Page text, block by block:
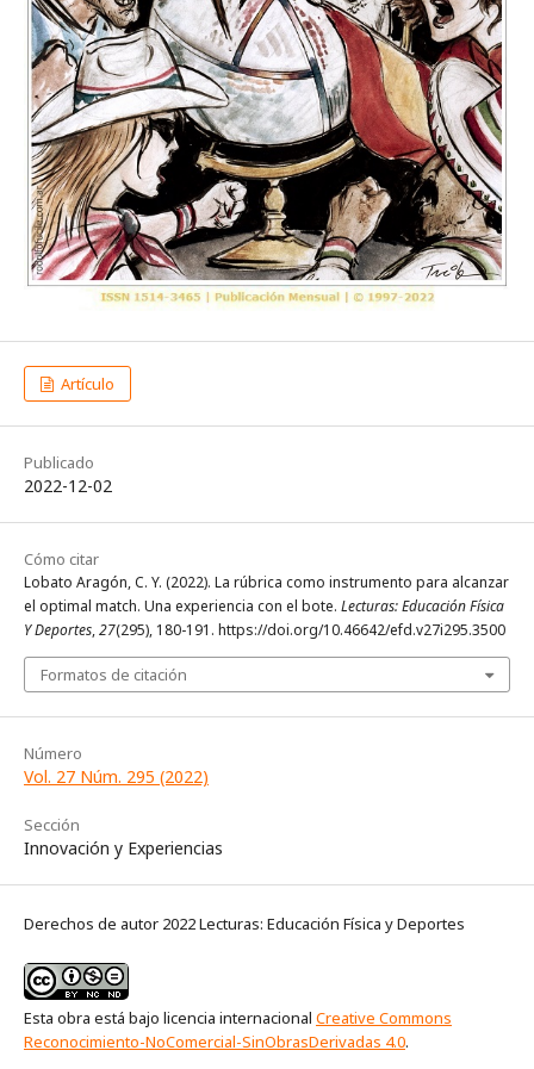
Artículo
Publicado
2022-12-02
Cómo citar
Lobato Aragón, C. Y. (2022). La rúbrica como instrumento para alcanzar
el optimal match. Una experiencia con el bote. Lecturas: Educación Física
Y Deportes,27(295), 180-191. https://doi.org/10.46642/efd.v27i295.3500
Formatos de citación
Número
Vol. 27 Núm. 295 (2022)
Sección
Innovación y Experiencias
Derechos de autor 2022 Lecturas: Educación Física y Deportes
Esta obra está bajo licencia internacional Creative Commons
Reconocimiento-NoComercial-SinObrasDerivadas 4.0.